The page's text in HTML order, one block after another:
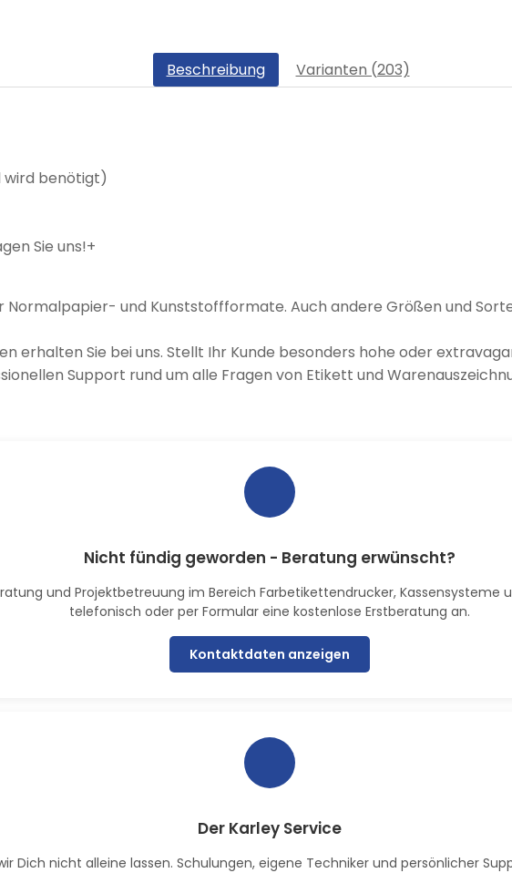
Beschreibung Varianten (203)
benötigt)
Sie uns!+
Normalpapier- und Kunststoffformate. Auch andere Größen und
erhalten Sie bei uns. Stellt Ihr Kunde besonders hohe oder
Support rund um alle Fragen von Etikett und
Nicht fündig geworden - Beratung erwünscht?
und Projektbetreuung im Bereich Farbetikettendrucker, Kassensysteme
telefonisch oder per Formular eine kostenlose Erstberatung an.
Kontaktdaten anzeigen
Der Karley Service
Dich nicht alleine lassen. Schulungen, eigene Techniker und persönlicher